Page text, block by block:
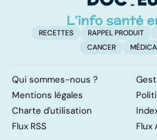
RECETTES RAPPEL PRODUIT
CANCER
Qui sommes-nous ?
Mentions légales
Charte d'utilisation
Flux RSS
Flux